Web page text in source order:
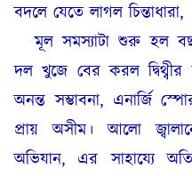
বদলে যেতে লাগল চিন্তাধারা,
মূল সমস্যাটা শুরু হল
দল খুজে বের করল
অনন্ত সম্ভাবনা, এনার্জি
প্রায় অসীম। আলো
অভিযান, এর সাহায্যে